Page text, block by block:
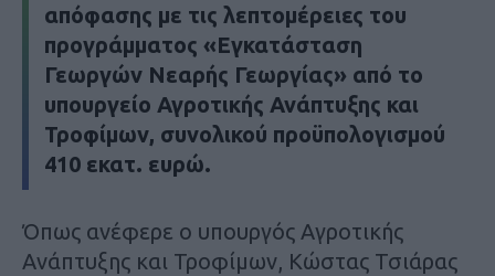
απόφασης με τις λεπτομέρειες του
προγράμματος «Εγκατάσταση
Γεωργών Νεαρής Γεωργίας» από το
υπουργείο Αγροτικής Ανάπτυξης και
Τροφίμων, συνολικού προϋπολογισμού
410 εκατ. ευρώ.
Όπως ανέφερε ο υπουργός Αγροτικής
Ανάπτυξης και Τροφίμων, Κώστας Τσιάρας